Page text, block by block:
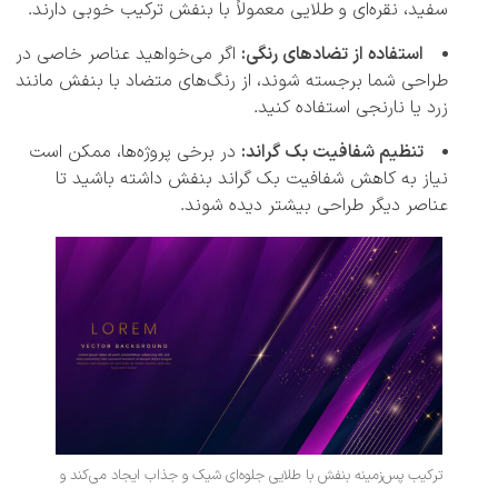
سفید، نقره‌ای و طلایی معمولاً با بنفش ترکیب خوبی دارند.
استفاده از تضادهای رنگی: اگر می‌خواهید عناصر خاصی در
طراحی شما برجسته شوند، از رنگ‌های متضاد با بنفش مانند
زرد یا نارنجی استفاده کنید.
تنظیم شفافیت بک گراند: در برخی پروژه‌ها، ممکن است
نیاز به کاهش شفافیت بک گراند بنفش داشته باشید تا
عناصر دیگر طراحی بیشتر دیده شوند.
ترکیب پس‌زمینه بنفش با طلایی جلوه‌ای شیک و جذاب ایجاد می‌کند و